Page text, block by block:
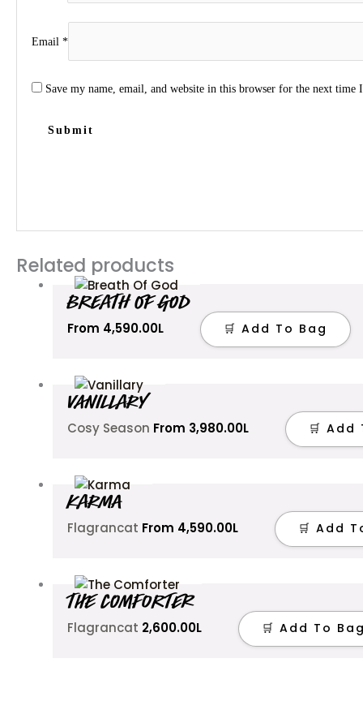
Email*
Save my name, email, and website in this browser for the next time I
Related products
BREATH OF GOD
From 4,590.00L 🛒 Add To Bag
VANILLARY
Cosy Season From 3,980.00L 🛒 Add
KARMA
Flagrancat From 4,590.00L 🛒 Add
THE COMFORTER
Flagrancat 2,600.00L 🛒 Add To Bag